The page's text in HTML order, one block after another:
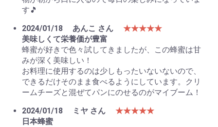
す🎵
2024/01/18
あんこ さん
★★★★★
美味しくて栄養価が豊富
蜂蜜が好きで色々試してきましたが、この蜂蜜は甘
みが深く美味しい！
お料理に使用するのは少しもったいないないので、
できるだけそのまま食べるようにしています。クリ
ームチーズと混ぜてパンにのせるのがマイブーム！
2024/01/18
ミヤ さん
★★★★★
日本蜂蜜